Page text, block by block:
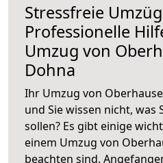
Stressfreie
Professionelle
Umzug von
Dohna
Ihr Umzug von
und Sie wissen nicht, was
sollen? Es gibt einige
einem Umzug von
beachten sind.